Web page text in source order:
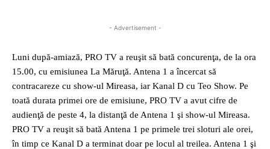
- Advertisement -
Luni după-amiază, PRO TV a reuşit să bată concurenţa, de la ora
15.00, cu emisiunea La Măruţă. Antena 1 a încercat să
contracareze cu show-ul Mireasa, iar Kanal D cu Teo Show. Pe
toată durata primei ore de emisiune, PRO TV a avut cifre de
audienţă de peste 4, la distanţă de Antena 1 şi show-ul Mireasa.
PRO TV a reuşit să bată Antena 1 pe primele trei sloturi ale orei,
în timp ce Kanal D a terminat doar pe locul al treilea. Antena 1 şi